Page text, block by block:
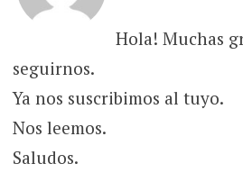
Hola! Muchas
seguirnos.
Ya nos suscribimos al tuyo.
Nos leemos.
Saludos.